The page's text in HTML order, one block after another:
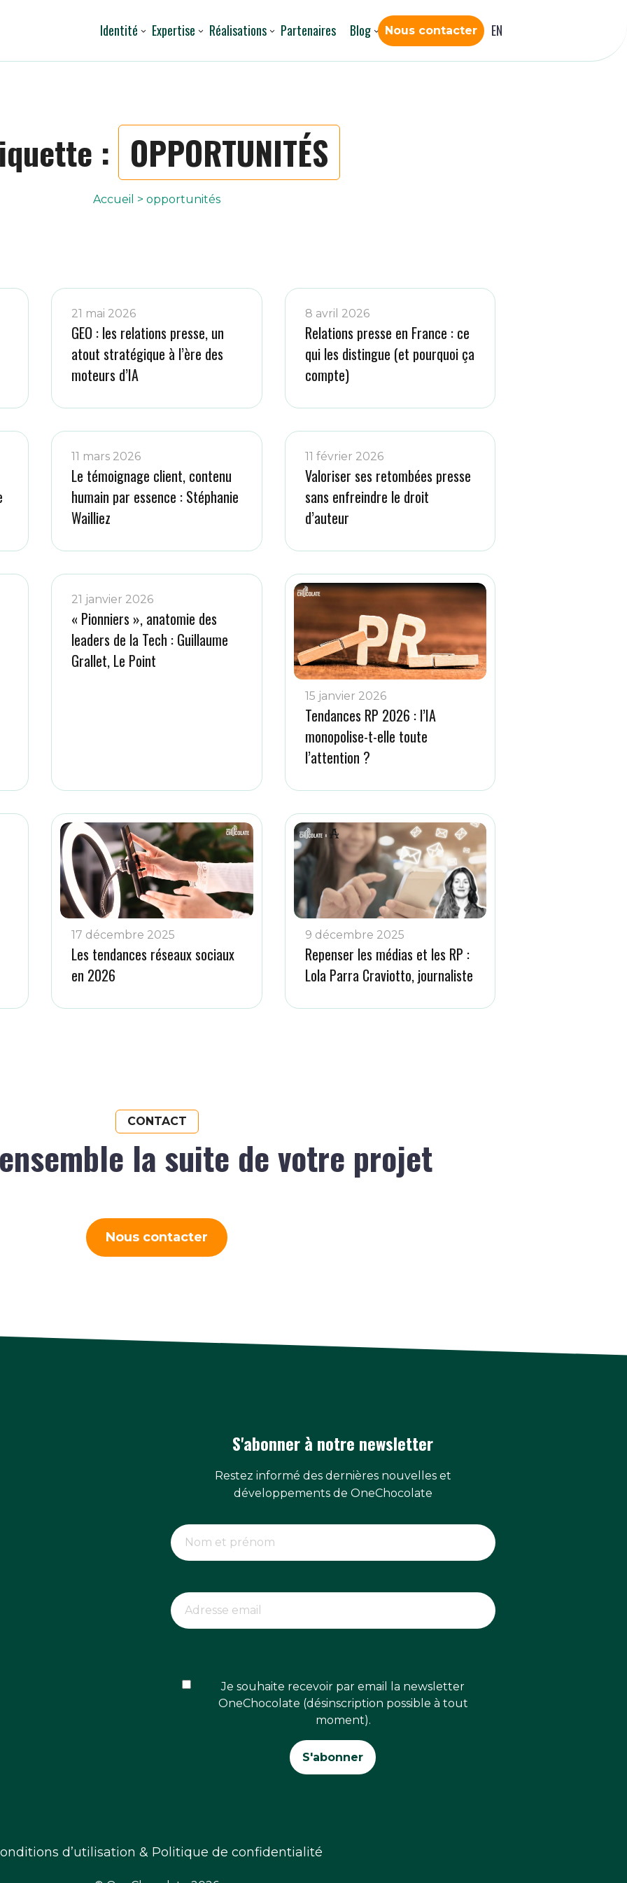
Identité Expertise Réalisations Partenaires Blog Nous contacter EN
: OPPORTUNITÉS
Accueil > opportunités
21 mai 2026
GEO : les relations presse, un
atout stratégique à l’ère des
moteurs d’IA
8 avril 2026
Relations presse en France : ce
qui les distingue (et pourquoi ça
compte)
11 mars 2026
Le témoignage client, contenu
humain par essence : Stéphanie
Wailliez
11 février 2026
Valoriser ses retombées presse
sans enfreindre le droit
d’auteur
21 janvier 2026
« Pionniers », anatomie des
leaders de la Tech : Guillaume
Grallet, Le Point
15 janvier 2026
Tendances RP 2026 : l’IA
monopolise-t-elle toute
l’attention ?
17 décembre 2025
Les tendances réseaux sociaux
en 2026
9 décembre 2025
Repenser les médias et les RP :
Lola Parra Craviotto, journaliste
CONTACT
la suite de votre projet
Nous contacter
S'abonner à notre newsletter
Restez informé des dernières nouvelles et
développements de OneChocolate
Je souhaite recevoir par email la newsletter
OneChocolate (désinscription possible à tout
moment).
d’utilisation & Politique de confidentialité